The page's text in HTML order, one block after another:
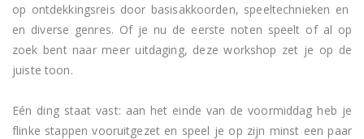
op ontdekkingsreis door basisakkoorden, speeltechnieken en
en diverse genres. Of je nu de eerste noten speelt of al op
zoek bent naar meer uitdaging, deze workshop zet je op de
juiste toon.
Eén ding staat vast: aan het einde van de voormiddag heb je
flinke stappen vooruitgezet en speel je op zijn minst een paar